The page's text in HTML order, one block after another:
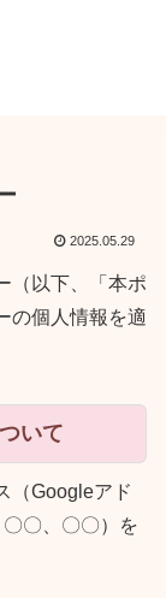
2025.05.29
（以下、「本ポ
の個人情報を適
いて
（Googleアド
〇、〇〇）を